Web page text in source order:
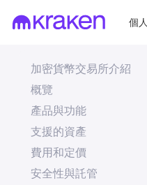
個人
加密貨幣交易所介紹
概覽
產品與功能
支援的資產
費用和定價
安全性與託管